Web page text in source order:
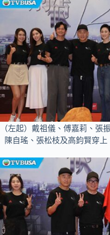
（左起）戴祖儀、傅嘉莉、張
陳自瑤、張松枝及高鈞賢穿上